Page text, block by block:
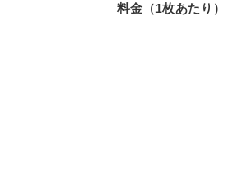
料金（1枚あたり）